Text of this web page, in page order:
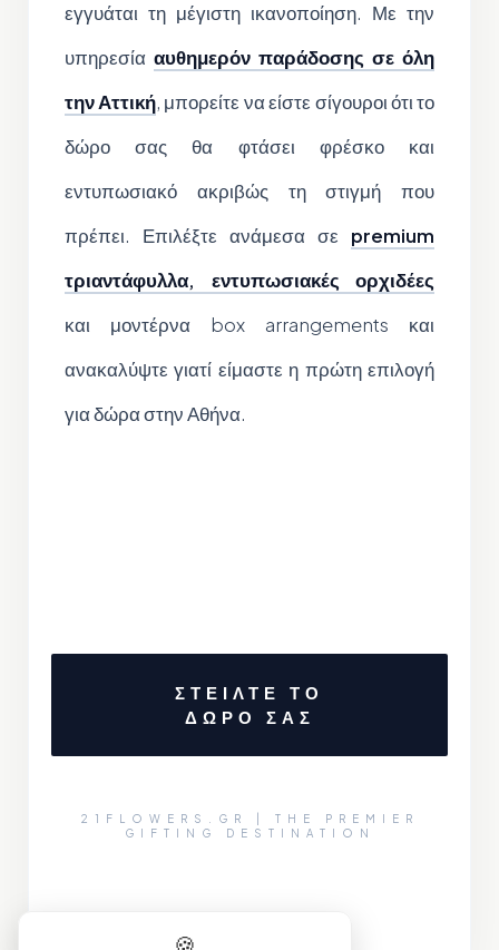
εγγυάται τη μέγιστη ικανοποίηση. Με την
υπηρεσία αυθημερόν παράδοσης σε όλη
την Αττική, μπορείτε να είστε σίγουροι ότι το
δώρο σας θα φτάσει φρέσκο και
εντυπωσιακό ακριβώς τη στιγμή που
πρέπει. Επιλέξτε ανάμεσα σε premium
τριαντάφυλλα, εντυπωσιακές ορχιδέες
και μοντέρνα box arrangements και
ανακαλύψτε γιατί είμαστε η πρώτη επιλογή
για δώρα στην Αθήνα.
ΣΤΕΙΛΤΕ ΤΟ
ΔΩΡΟ ΣΑΣ
21FLOWERS.GR | THE PREMIER
GIFTING DESTINATION